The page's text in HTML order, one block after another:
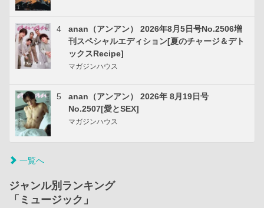
4
anan（アンアン） 2026年8月5日号No.2506増
刊スペシャルエディション[夏のチャージ＆デト
ックスRecipe]
マガジンハウス
5
anan（アンアン） 2026年 8月19日号
No.2507[愛とSEX]
マガジンハウス
一覧へ
ジャンル別ランキング
「ミュージック」